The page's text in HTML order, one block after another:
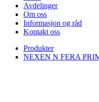
Avdelinger
Om oss
Informasjon og råd
Kontakt oss
Produkter
NEXEN N FERA